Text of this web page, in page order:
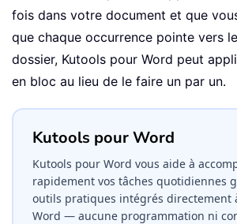
fois dans votre document et que
que chaque occurrence pointe vers
dossier, Kutools pour Word peut
en bloc au lieu de le faire un par un.
Kutools pour Word
Kutools pour Word vous aide à
rapidement vos tâches quotidiennes
outils pratiques intégrés directement
Word — aucune programmation ni